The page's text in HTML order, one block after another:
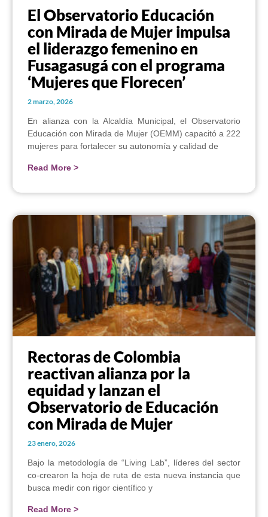
El Observatorio Educación
con Mirada de Mujer impulsa
el liderazgo femenino en
Fusagasugá con el programa
‘Mujeres que Florecen’
2 marzo, 2026
En alianza con la Alcaldía Municipal, el Observatorio
Educación con Mirada de Mujer (OEMM) capacitó a 222
mujeres para fortalecer su autonomía y calidad de
Read More >
Rectoras de Colombia
reactivan alianza por la
equidad y lanzan el
Observatorio de Educación
con Mirada de Mujer
23 enero, 2026
Bajo la metodología de “Living Lab”, líderes del sector
co-crearon la hoja de ruta de esta nueva instancia que
busca medir con rigor científico y
Read More >